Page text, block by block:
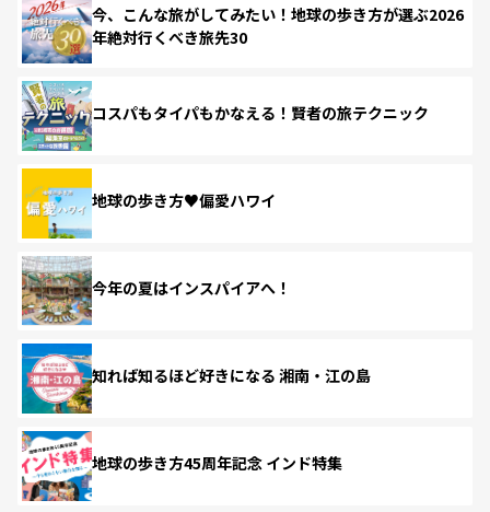
今、こんな旅がしてみたい！地球の歩き方が選ぶ2026
年絶対行くべき旅先30
コスパもタイパもかなえる！賢者の旅テクニック
地球の歩き方♥偏愛ハワイ
今年の夏はインスパイアへ！
知れば知るほど好きになる 湘南・江の島
地球の歩き方45周年記念 インド特集